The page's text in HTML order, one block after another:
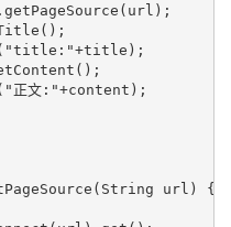
:"+content);
url) {